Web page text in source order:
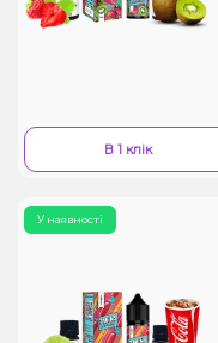
В 1 клік
У наявності